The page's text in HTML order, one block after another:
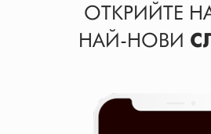
ОТКРИЙТЕ
НАЙ-НОВИ